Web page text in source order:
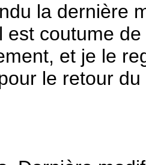
la dernière
est coutume
et je le
le retour